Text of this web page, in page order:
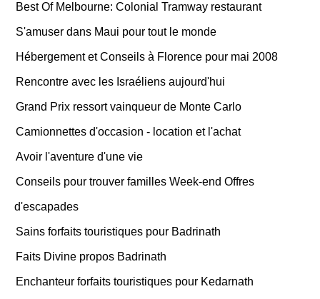
Best Of Melbourne: Colonial Tramway restaurant
S'amuser dans Maui pour tout le monde
Hébergement et Conseils à Florence pour mai 2008
Rencontre avec les Israéliens aujourd'hui
Grand Prix ressort vainqueur de Monte Carlo
Camionnettes d'occasion - location et l'achat
Avoir l'aventure d'une vie
Conseils pour trouver familles Week-end Offres
d'escapades
Sains forfaits touristiques pour Badrinath
Faits Divine propos Badrinath
Enchanteur forfaits touristiques pour Kedarnath